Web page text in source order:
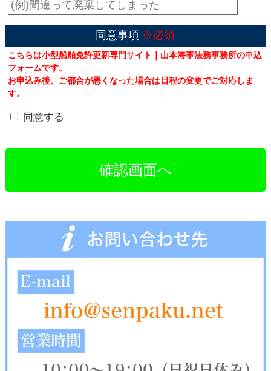
同意事項 ※必須
こちらは小型船舶免許更新専門サイト｜山本海事法務事務所の申込
フォームです。
お申込み後、ご都合が悪くなった場合は日程の変更でご対応しま
す。
同意する